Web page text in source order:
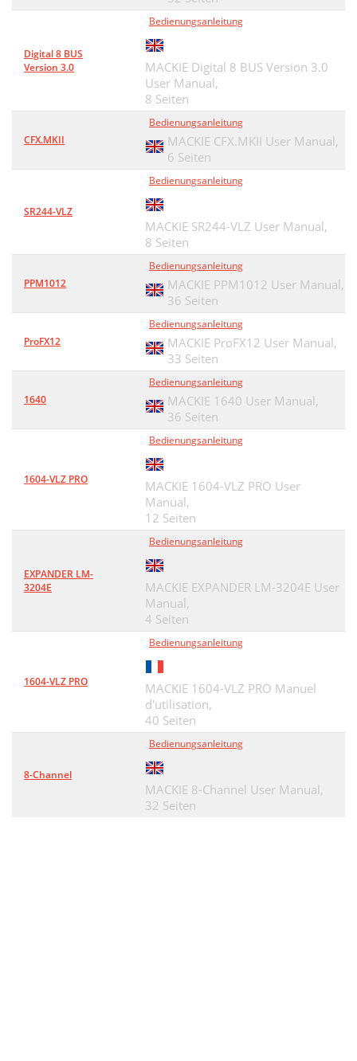
Digital 8 BUS
Version 3.0
Bedienungsanleitung
MACKIE Digital 8 BUS Version 3.0
User Manual,
8 Seiten
CFX.MKII
Bedienungsanleitung
MACKIE CFX.MKII User Manual,
6 Seiten
SR244-VLZ
Bedienungsanleitung
MACKIE SR244-VLZ User Manual,
8 Seiten
PPM1012
Bedienungsanleitung
MACKIE PPM1012 User Manual,
36 Seiten
ProFX12
Bedienungsanleitung
MACKIE ProFX12 User Manual,
33 Seiten
1640
Bedienungsanleitung
MACKIE 1640 User Manual,
36 Seiten
1604-VLZ PRO
Bedienungsanleitung
MACKIE 1604-VLZ PRO User
Manual,
12 Seiten
EXPANDER LM-
3204E
Bedienungsanleitung
MACKIE EXPANDER LM-3204E User
Manual,
4 Seiten
1604-VLZ PRO
Bedienungsanleitung
MACKIE 1604-VLZ PRO Manuel
d'utilisation,
40 Seiten
8-Channel
Bedienungsanleitung
MACKIE 8-Channel User Manual,
32 Seiten